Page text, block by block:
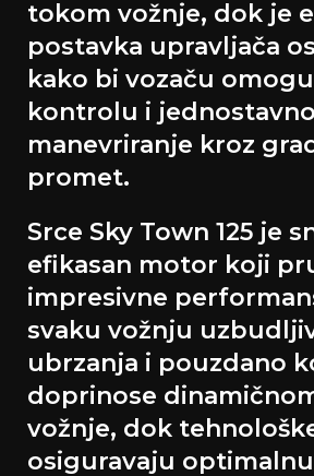
tokom vožnje, dok je
postavka upravljača
kako bi vozaču
kontrolu i jednostavno
manevriranje kroz
promet.
Srce Sky Town 125 je
efikasan motor koji
impresivne
svaku vožnju
ubrzanja i pouzdano
doprinose
vožnje, dok
osiguravaju